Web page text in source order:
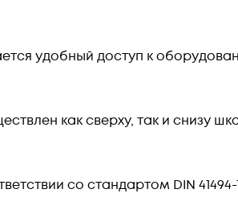
удобный доступ к
как сверху, так и снизу
со стандартом DIN 41494-